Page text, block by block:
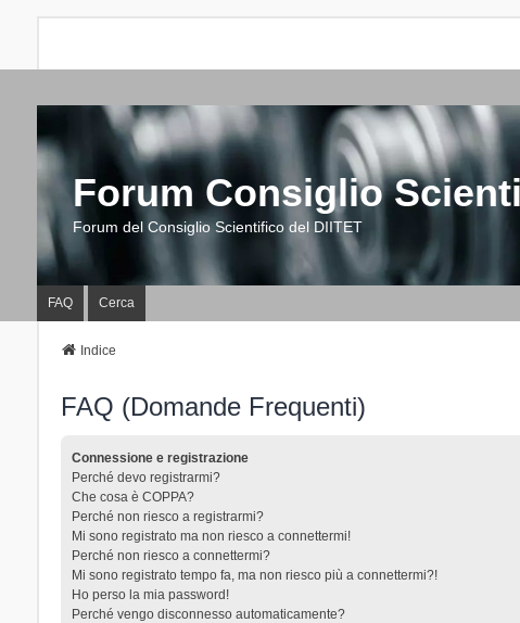
Forum Consiglio
Forum del Consiglio Scientifico del DIITET
FAQ Cerca
Indice
FAQ (Domande Frequenti)
Connessione e registrazione
Perché devo registrarmi?
Che cosa è COPPA?
Perché non riesco a registrarmi?
Mi sono registrato ma non riesco a connettermi!
Perché non riesco a connettermi?
Mi sono registrato tempo fa, ma non riesco più a connettermi?!
Ho perso la mia password!
Perché vengo disconnesso automaticamente?